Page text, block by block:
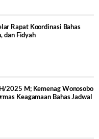
Rapat Koordinasi Bahas
dan Fidyah
2025 M; Kemenag Wonosobo
Keagamaan Bahas Jadwal